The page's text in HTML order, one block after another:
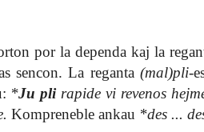
por la dependa kaj la
sencon. La reganta (mal)pli-
*Ju plirapide vi revenos
Kompreneble ankau *des ...